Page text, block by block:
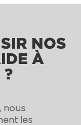
NOS
À
?
nous
les